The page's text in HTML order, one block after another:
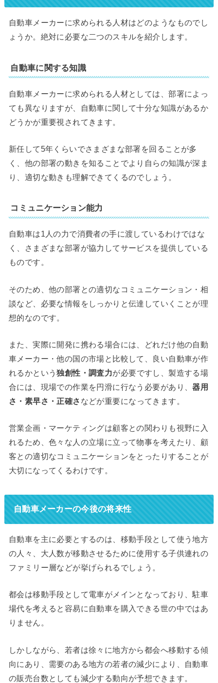
自動車メーカーに求められる人材はどのようなものでし
ょうか。絶対に必要な二つのスキルを紹介します。
自動車に関する知識
自動車メーカーに求められる人材としては、部署によっ
ても異なりますが、自動車に関して十分な知識があるか
どうかが重要視されてきます。
新任して5年くらいでさまざまな部署を回ることが多
く、他の部署の動きを知ることでより自らの知識が深ま
り、適切な動きも理解できてくるのでしょう。
コミュニケーション能力
自動車は1人の力で消費者の手に渡しているわけではな
く、さまざまな部署が協力してサービスを提供している
ものです。
そのため、他の部署との適切なコミュニケーション・相
談など、必要な情報をしっかりと伝達していくことが理
想的なのです。
また、実際に開発に携わる場合には、どれだけ他の自動
車メーカー・他の国の市場と比較して、良い自動車が作
れるかという独創性・調査力が必要ですし、製造する場
合には、現場での作業を円滑に行なう必要があり、器用
さ・素早さ・正確さ などが重要になってきます。
営業企画・マーケティングは顧客との関わりも視野に入
れるため、色々な人の立場に立って物事を考えたり、顧
客との適切なコミュニケーションをとったりすることが
大切になってくるわけです。
自動車メーカーの今後の将来性
自動車を主に必要とするのは、移動手段として使う地方
の人々、大人数が移動させるために使用する子供連れの
ファミリー層などが挙げられるでしょう。
都会は移動手段として電車がメインとなっており、駐車
場代を考えると容易に自動車を購入できる世の中ではあ
りません。
しかしながら、若者は徐々に地方から都会へ移動する傾
向にあり、需要のある地方の若者の減少により、自動車
の販売台数としても減少する動向が予想できます。